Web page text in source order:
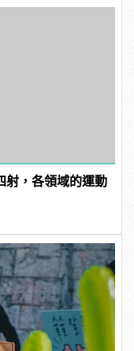
，各領域的運動